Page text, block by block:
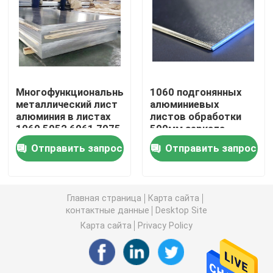
Алюминиевая круглая труба
Алюминиевый круглый бар
Лист углерода стальной
Алюминиевая квадратная трубка
круглый алюминиевый лист
Алюминиевая трубка катушки
Многофункциональный
металлический лист
алюминия в листах
1060 5052 6061 7075
на воздушные судн
0.3-430mm 0.2-
200mm
Отправить запрос
1060 подгонянных
алюминиевых
листов обработки
500мм зеркала
металла
Отправить запрос
Главная страница
Карта сайта
контактные данные
Desktop Site
Карта сайта
Privacy Policy